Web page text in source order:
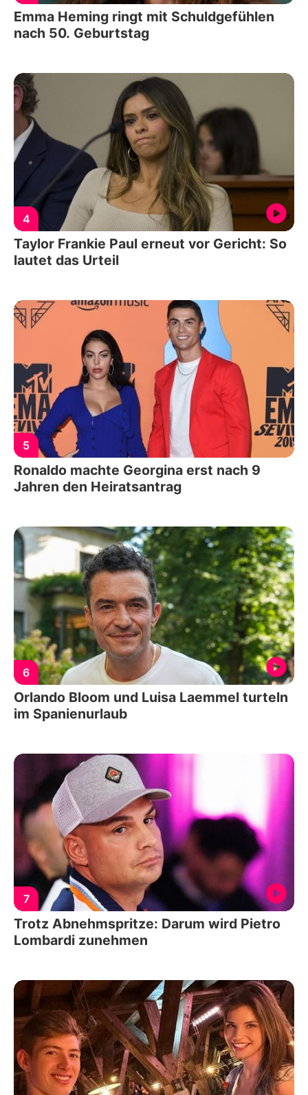
Emma Heming ringt mit Schuldgefühlen
nach 50. Geburtstag
4
Taylor Frankie Paul erneut vor Gericht: So
lautet das Urteil
5
Ronaldo machte Georgina erst nach 9
Jahren den Heiratsantrag
6
Orlando Bloom und Luisa Laemmel turteln
im Spanienurlaub
7
Trotz Abnehmspritze: Darum wird Pietro
Lombardi zunehmen